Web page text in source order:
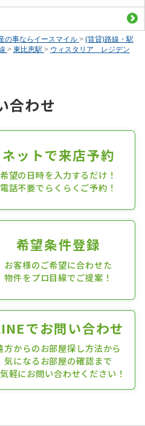
の事ならイースマイル > (賃貸)路線・駅
> 東比恵駅 > ウィスタリア レジデン
合わせ
ネットで来店予約
希望の日時を入力するだけ！
電話不要でらくらくご予約！
希望条件登録
お客様のご希望に合わせた
物件をプロ目線でご提案！
でお問い合わせ
方からのお部屋探し方法から
気になるお部屋の確認まで
軽にお問い合わせください！